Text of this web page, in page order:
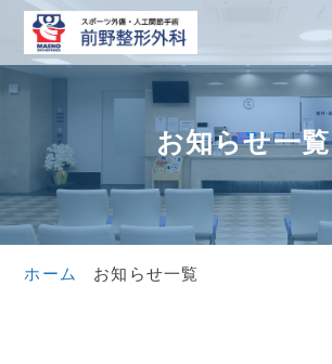
お知らせ一覧
ホーム お知らせ一覧